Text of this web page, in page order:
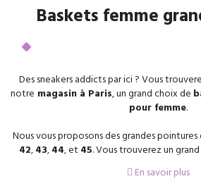
Baskets femme
Des sneakers addicts par ici ? Vous
notre magasin à Paris, un grand choix de
pour femme.
Nous vous proposons des grandes
42,43,44, et 45. Vous trouverez un
cuir, à velours, en synthétique, et bien
par excellence et
En savoir plus